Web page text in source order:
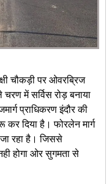
चौकड़ी पर ओवरब्रिज
में सर्विस रोड़ बनाया
प्राधिकरण इंदौर की
कर दिया है। फोरलेन मार्ग
जा रहा है। जिससे
होगा ओर सुगमता से